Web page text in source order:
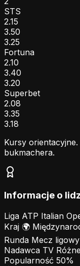
STS
2.15
3.50
3.25
Fortuna
2.10
3.40
3.20
Superbet
2.08
3.35
3.18
Kursy
bukmachera.
Informacje o
Liga ATP Italian
Kraj 🌍
Runda Mecz ligowy
Nadawca TV
Popularność 50%